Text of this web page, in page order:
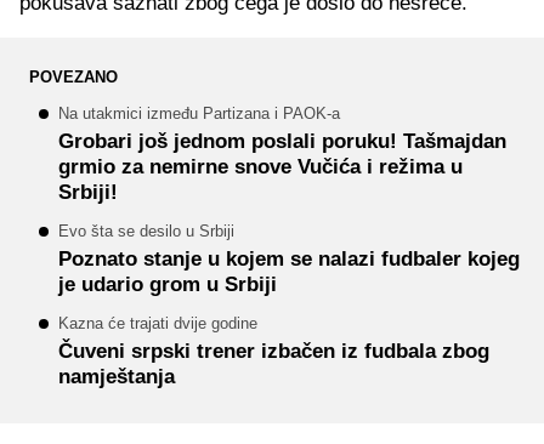
POVEZANO
Na utakmici između Partizana i PAOK-a
Grobari još jednom poslali poruku! Tašmajdan
grmio za nemirne snove Vučića i režima u
Srbiji!
Evo šta se desilo u Srbiji
Poznato stanje u kojem se nalazi fudbaler kojeg
je udario grom u Srbiji
Kazna će trajati dvije godine
Čuveni srpski trener izbačen iz fudbala zbog
namještanja